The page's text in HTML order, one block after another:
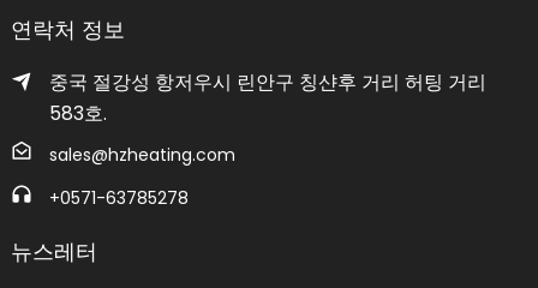
연락처 정보
중국 절강성 항저우시 린안구 칭샨후 거리 허팅 거리
583호.
sales@hzheating.com
+0571-63785278
뉴스레터